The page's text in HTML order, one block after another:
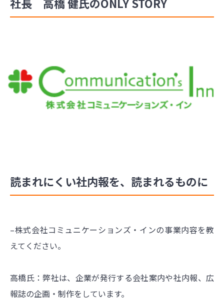
読まれにくい社内報を、読まれるものに
–株式会社コミュニケーションズ・インの事業内容を教
えてください。
高橋氏：弊社は、企業が発行する会社案内や社内報、広
報誌の企画・制作をしています。